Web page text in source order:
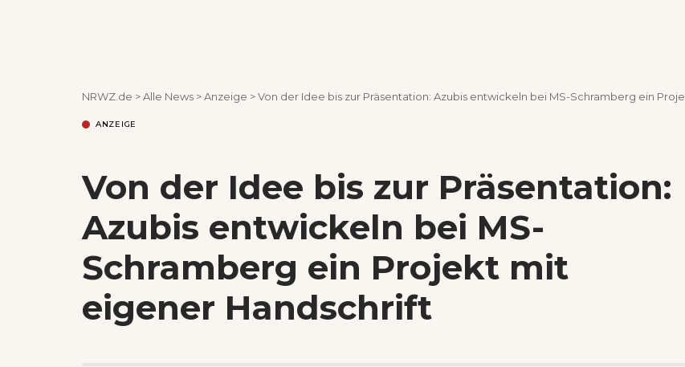
NRWZ.de >Alle News >Anzeige >Von der Idee bis zur Präsentation: Azubis entwickeln bei MS-Schramberg ein Projekt mit eigener Handschrift
ANZEIGE
Von der Idee bis zur Präsentation:
Azubis entwickeln bei MS-
Schramberg ein Projekt mit
eigener Handschrift